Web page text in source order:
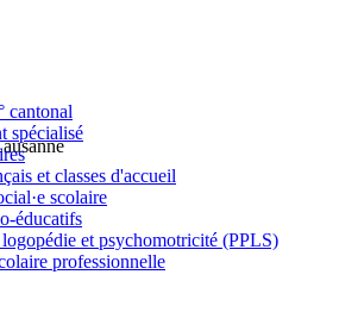
cantonal
spécialisé
et classes d'accueil
scolaire
éducatifs
et psychomotricité (PPLS)
professionnelle